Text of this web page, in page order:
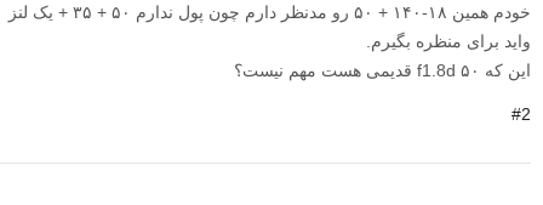
خودم همین ۱۸-۱۴۰ + ۵۰ رو مدنظر دارم چون پول ندارم ۵۰ + ۳۵ + یک لنز
واید برای منظره بگیرم.
این که ۵۰ f1.8d قدیمی هست مهم نیست؟
#2